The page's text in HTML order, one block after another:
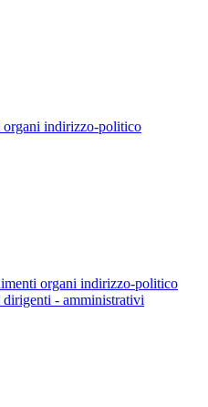
organi indirizzo-politico
organi indirizzo-politico
- amministrativi